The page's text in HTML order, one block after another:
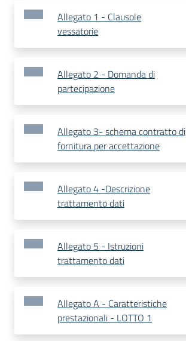
Allegato 1 - Clausole
vessatorie
Allegato 2 - Domanda di
partecipazione
Allegato 3- schema contratto di
fornitura per accettazione
Allegato 4 -Descrizione
trattamento dati
Allegato 5 - Istruzioni
trattamento dati
Allegato A - Caratteristiche
prestazionali - LOTTO 1